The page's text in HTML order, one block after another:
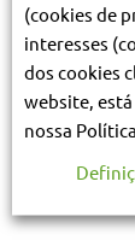
€62.00
(cookies de
interesses
dos cookies
website,
nossa